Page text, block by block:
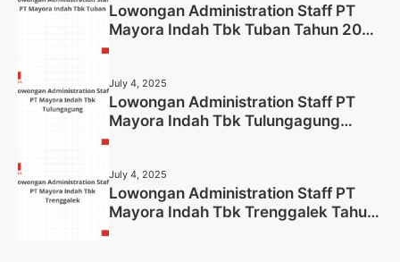
Lowongan Administration Staff PT
Mayora Indah Tbk Tuban Tahun 2025
July 4, 2025
Lowongan Administration Staff PT
Mayora Indah Tbk Tulungagung
July 4, 2025
Lowongan Administration Staff PT
Mayora Indah Tbk Trenggalek Tahun